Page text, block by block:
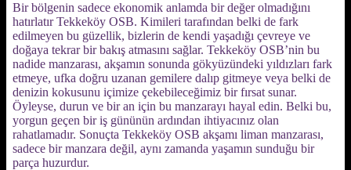
Bir bölgenin sadece ekonomik anlamda bir değer olmadığını
hatırlatır Tekkeköy OSB. Kimileri tarafından belki de fark
edilmeyen bu güzellik, bizlerin de kendi yaşadığı çevreye ve
doğaya tekrar bir bakış atmasını sağlar. Tekkeköy OSB’nin bu
nadide manzarası, akşamın sonunda gökyüzündeki yıldızları fark
etmeye, ufka doğru uzanan gemilere dalıp gitmeye veya belki de
denizin kokusunu içimize çekebileceğimiz bir fırsat sunar.
Öyleyse, durun ve bir an için bu manzarayı hayal edin. Belki bu,
yorgun geçen bir iş gününün ardından ihtiyacınız olan
rahatlamadır. Sonuçta Tekkeköy OSB akşamı liman manzarası,
sadece bir manzara değil, aynı zamanda yaşamın sunduğu bir
parça huzurdur.